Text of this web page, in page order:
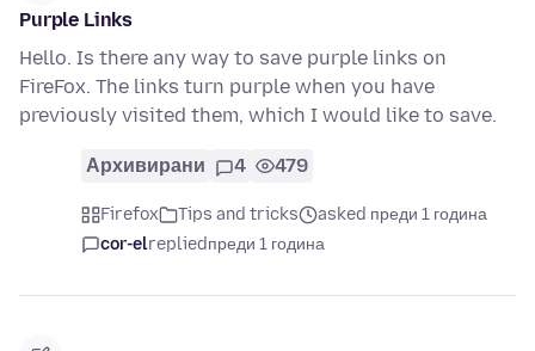
Purple Links
Hello. Is there any way to save purple links on
FireFox. The links turn purple when you have
previously visited them, which I would like to save.
Архивирани 4 479
Firefox Tips and tricks
asked преди 1 година
cor-elrepliedпреди 1 година